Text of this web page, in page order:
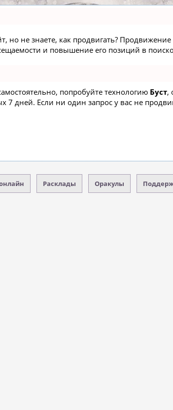
но не знаете, как продвигать?
и повышение его позиций в
попробуйте технологию Буст,
7 дней. Если ни один запрос у вас не
Расклады Оракулы